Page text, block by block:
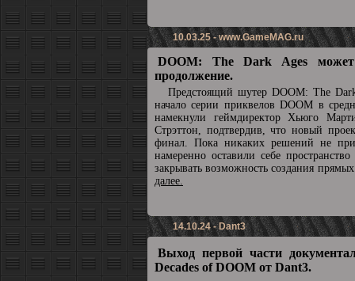
10.03.25 -www.GameMAG.ru
DOOM: The Dark Ages может
продолжение.
Предстоящий шутер DOOM: The
начало серии приквелов DOOM в
намекнули геймдиректор Хьюго
Стрэттон, подтвердив, что новый
финал. Пока никаких решений не
намеренно оставили себе
закрывать возможность создания
далее.
14.10.24 - Dant3
Выход первой части
Decades of DOOM от Dant3.